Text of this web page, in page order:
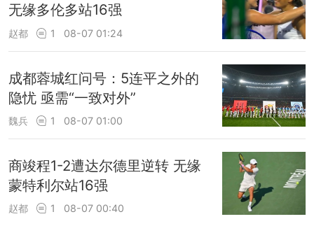
无缘多伦多站16强
赵都 1 08-07 01:24
成都蓉城红问号：5连平之外的
隐忧 亟需“一致对外”
魏兵 1 08-07 01:00
商竣程1-2遭达尔德里逆转 无缘
蒙特利尔站16强
赵都 1 08-07 00:40